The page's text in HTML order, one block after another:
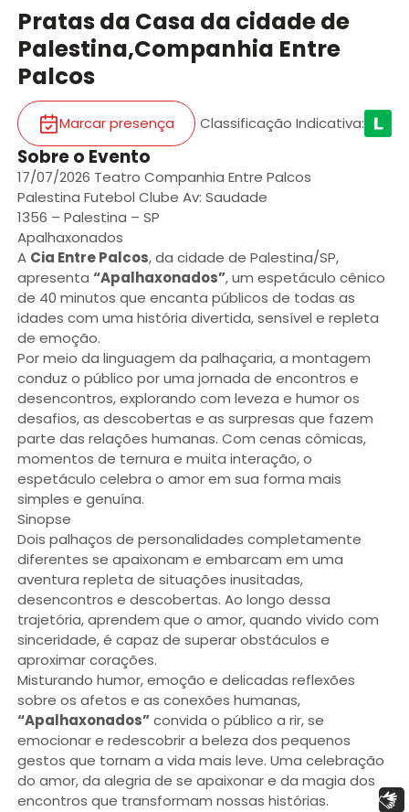
Pratas da Casa da cidade de
Palestina,Companhia Entre
Palcos
Marcar presença Classificação Indicativa:
Sobre o Evento
17/07/2026 Teatro Companhia Entre Palcos
Palestina Futebol Clube Av: Saudade
1356 – Palestina – SP
Apalhaxonados
A Cia Entre Palcos, da cidade de Palestina/SP,
apresenta “Apalhaxonados”, um espetáculo cênico
de 40 minutos que encanta públicos de todas as
idades com uma história divertida, sensível e repleta
de emoção.
Por meio da linguagem da palhaçaria, a montagem
conduz o público por uma jornada de encontros e
desencontros, explorando com leveza e humor os
desafios, as descobertas e as surpresas que fazem
parte das relações humanas. Com cenas cômicas,
momentos de ternura e muita interação, o
espetáculo celebra o amor em sua forma mais
simples e genuína.
Sinopse
Dois palhaços de personalidades completamente
diferentes se apaixonam e embarcam em uma
aventura repleta de situações inusitadas,
desencontros e descobertas. Ao longo dessa
trajetória, aprendem que o amor, quando vivido com
sinceridade, é capaz de superar obstáculos e
aproximar corações.
Misturando humor, emoção e delicadas reflexões
sobre os afetos e as conexões humanas,
“Apalhaxonados”convida o público a rir, se
emocionar e redescobrir a beleza dos pequenos
gestos que tornam a vida mais leve. Uma celebração
do amor, da alegria de se apaixonar e da magia dos
encontros que transformam nossas histórias.
Libras